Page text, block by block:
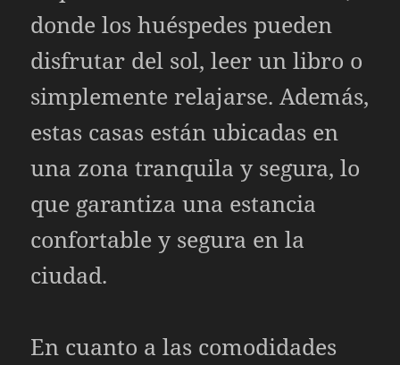
donde los huéspedes pueden
disfrutar del sol, leer un libro o
simplemente relajarse. Además,
estas casas están ubicadas en
una zona tranquila y segura, lo
que garantiza una estancia
confortable y segura en la
ciudad.
En cuanto a las comodidades